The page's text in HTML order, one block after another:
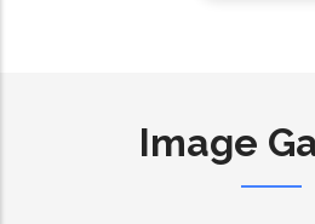
Image